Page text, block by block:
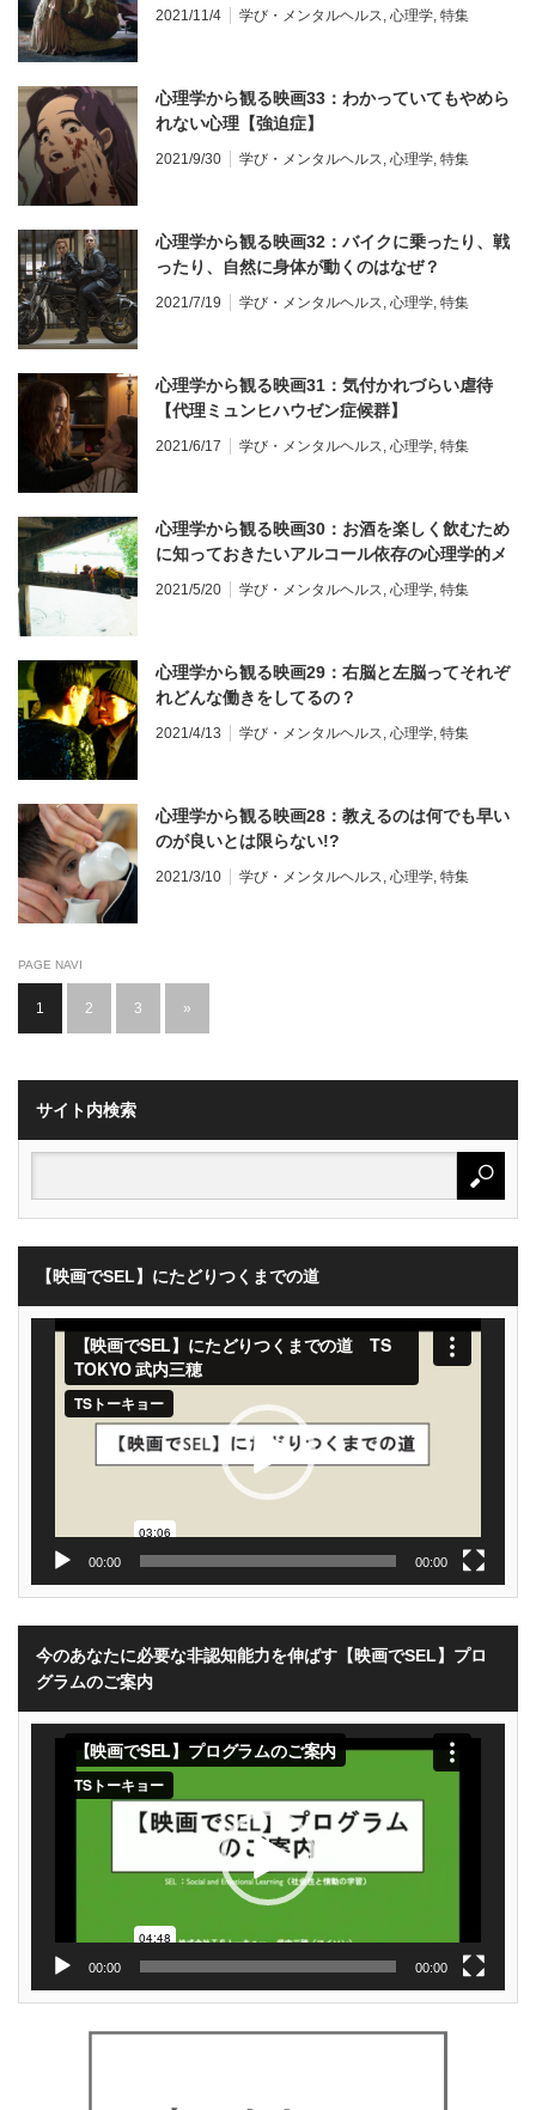
2021/11/4 学び・メンタルヘルス, 心理学, 特集
心理学から観る映画33：わかっていてもやめら
れない心理【強迫症】
2021/9/30 学び・メンタルヘルス, 心理学, 特集
心理学から観る映画32：バイクに乗ったり、戦
ったり、自然に身体が動くのはなぜ？
2021/7/19 学び・メンタルヘルス, 心理学, 特集
心理学から観る映画31：気付かれづらい虐待
【代理ミュンヒハウゼン症候群】
2021/6/17 学び・メンタルヘルス, 心理学, 特集
心理学から観る映画30：お酒を楽しく飲むため
に知っておきたいアルコール依存の心理学的メ
カニズム
2021/5/20 学び・メンタルヘルス, 心理学, 特集
心理学から観る映画29：右脳と左脳ってそれぞ
れどんな働きをしてるの？
2021/4/13 学び・メンタルヘルス, 心理学, 特集
心理学から観る映画28：教えるのは何でも早い
のが良いとは限らない!?
2021/3/10 学び・メンタルヘルス, 心理学, 特集
PAGE NAVI
1 2 3 »
サイト内検索
【映画でSEL】にたどりつくまでの道
00:00 00:00
今のあなたに必要な非認知能力を伸ばす【映画でSEL】プロ
グラムのご案内
00:00 00:00